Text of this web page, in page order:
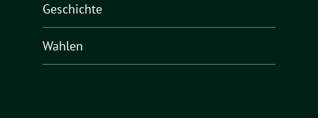
Geschichte
Wahlen